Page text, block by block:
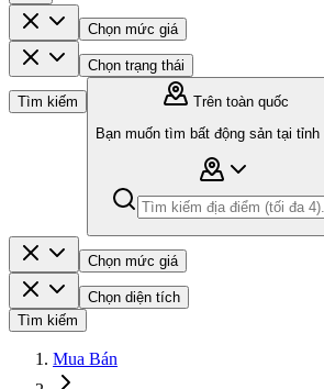
Chọn mức giá
Chọn trạng thái
Tìm kiếm
Trên toàn quốc
Bạn muốn tìm bất động sản tại tỉnh
Chọn mức giá
Chọn diện tích
Tìm kiếm
Mua Bán